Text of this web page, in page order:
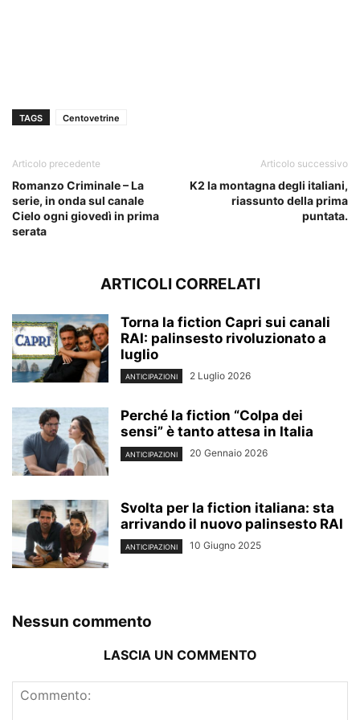
TAGS Centovetrine
Articolo precedente
Romanzo Criminale – La
serie, in onda sul canale
Cielo ogni giovedì in prima
serata
Articolo successivo
K2 la montagna degli italiani,
riassunto della prima
puntata.
ARTICOLI CORRELATI
Torna la fiction Capri sui canali
RAI: palinsesto rivoluzionato a
luglio
ANTICIPAZIONI 2 Luglio 2026
Perché la fiction “Colpa dei
sensi” è tanto attesa in Italia
ANTICIPAZIONI 20 Gennaio 2026
Svolta per la fiction italiana: sta
arrivando il nuovo palinsesto RAI
ANTICIPAZIONI 10 Giugno 2025
Nessun commento
LASCIA UN COMMENTO